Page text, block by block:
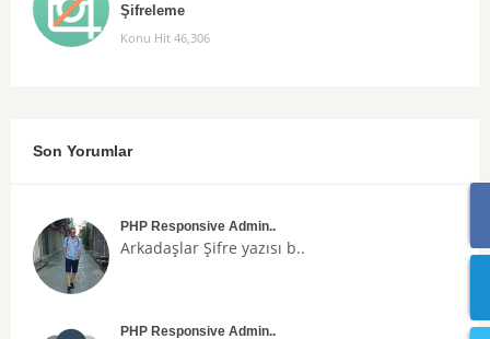
Şifreleme
Konu Hit 46,306
Son Yorumlar
PHP Responsive Admin..
Arkadaşlar Şifre yazısı b..
PHP Responsive Admin..